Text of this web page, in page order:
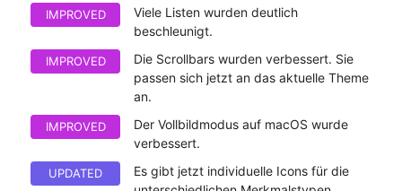
IMPROVED
Viele Listen wurden deutlich
beschleunigt.
IMPROVED
Die Scrollbars wurden verbessert. Sie
passen sich jetzt an das aktuelle Theme
an.
IMPROVED
Der Vollbildmodus auf macOS wurde
verbessert.
UPDATED
Es gibt jetzt individuelle Icons für die